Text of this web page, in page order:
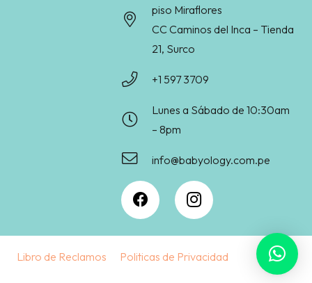
piso Miraflores
CC Caminos del Inca – Tienda
21, Surco
+1 597 3709
Lunes a Sábado de 10:30am
– 8pm
info@babyology.com.pe
Libro de Reclamos Politicas de Privacidad